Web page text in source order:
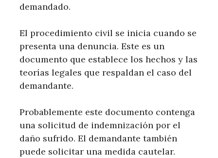
demandado.
El procedimiento civil se inicia cuando se
presenta una denuncia. Este es un
documento que establece los hechos y las
teorías legales que respaldan el caso del
demandante.
Probablemente este documento contenga
una solicitud de indemnización por el
daño sufrido. El demandante también
puede solicitar una medida cautelar.